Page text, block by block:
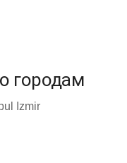
городам
Izmir